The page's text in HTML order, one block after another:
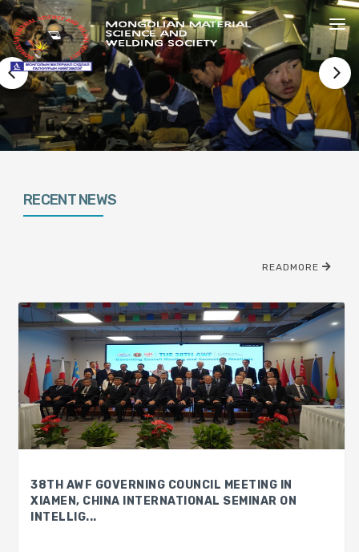
ABOUT US
NEWS
STANDARDS & NORMATIVES
WELDER
RECENT NEWS
READMORE
38TH AWF GOVERNING COUNCIL MEETING IN
XIAMEN, CHINA INTERNATIONAL SEMINAR ON
INTELLIG...